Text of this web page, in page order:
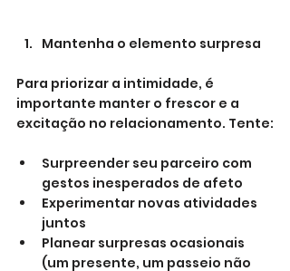
Mantenha o elemento surpresa
Para priorizar a intimidade, é
importante manter o frescor e a
excitação no relacionamento. Tente:
Surpreender seu parceiro com
gestos inesperados de afeto
Experimentar novas atividades
juntos
Planear surpresas ocasionais
(um presente, um passeio não